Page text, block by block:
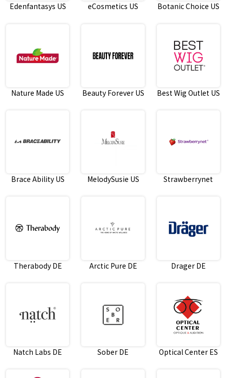
Edenfantasys US eCosmetics US Botanic Choice US
Nature Made US Beauty Forever US Best Wig Outlet US
Brace Ability US MelodySusie US Strawberrynet
Therabody DE Arctic Pure DE Drager DE
Natch Labs DE Sober DE Optical Center ES